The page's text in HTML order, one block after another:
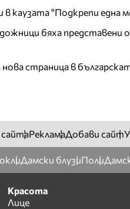
в каузата "Подкрепи една
бяха представени
страница в
сайтаРекламаДобави сайт
Дамски блузиПоли
Красота
Лице